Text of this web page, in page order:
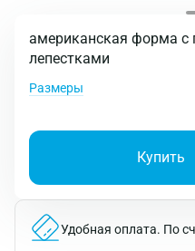
американская форма с
лепестками
Размеры
Купить
Удобная оплата. По